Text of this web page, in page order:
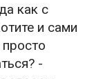
как с
и сами
-